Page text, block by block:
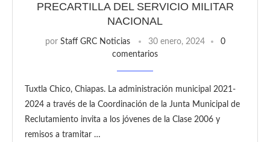
PRECARTILLA DEL SERVICIO MILITAR
NACIONAL
por Staff GRC Noticias 30 enero, 2024
0
comentarios
Tuxtla Chico, Chiapas. La administración municipal 2021-
2024 a través de la Coordinación de la Junta Municipal de
Reclutamiento invita a los jóvenes de la Clase 2006 y
remisos a tramitar …